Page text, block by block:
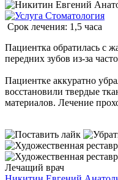
Стоматология
Срок лечения: 1,5 часа
Пациентка обратилась с
передних зубов из-за
Пациентке аккуратно
восстановили твердые
материалов. Лечение
Лечащий врач